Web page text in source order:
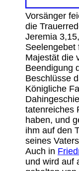
Vorsänger
die
Jeremia
Seelengebet
Majestät die
Beendigung
Beschlüsse
Königliche
tatenreiches
haben, und
ihm auf den
seines
Auch in
und wird auf